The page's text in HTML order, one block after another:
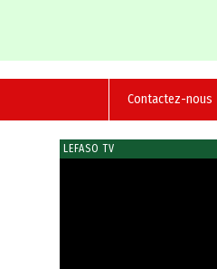
Contactez-nous
LEFASO TV